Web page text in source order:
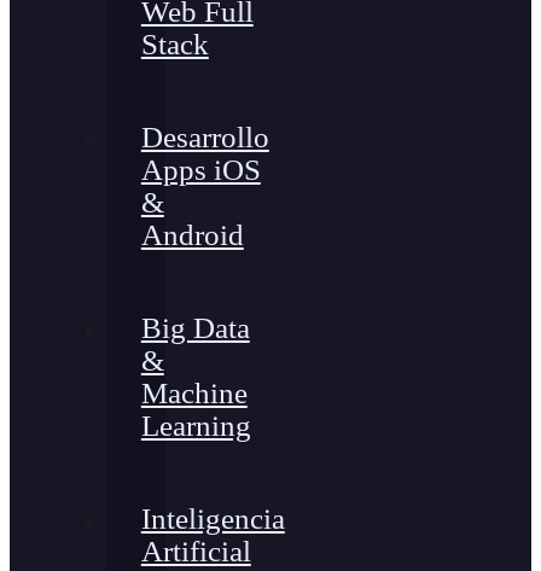
Web Full
Stack
Desarrollo
Apps iOS
&
Android
Big Data
&
Machine
Learning
Inteligencia
Artificial